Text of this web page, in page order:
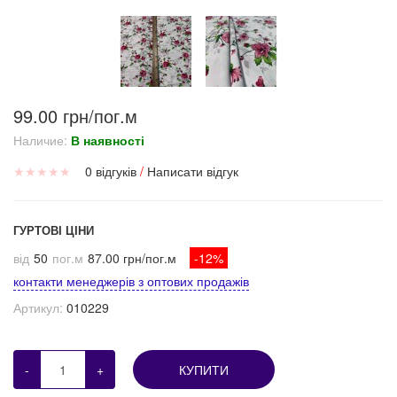
99.00 грн/пог.м
Наличие: В наявності
★ ★ ★ ★ ★ 0 відгуків / Написати відгук
ГУРТОВІ ЦІНИ
від 50 пог.м 87.00 грн/пог.м
-12%
контакти менеджерів з оптових продажів
Артикул: 010229
- + КУПИТИ